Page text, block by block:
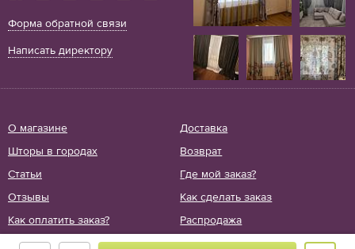
Форма обратной связи
Написать директору
О магазине
Доставка
Шторы в городах
Возврат
Статьи
Где мой заказ?
Отзывы
Как сделать заказ
Как оплатить заказ?
Распродажа
Политика
Акции